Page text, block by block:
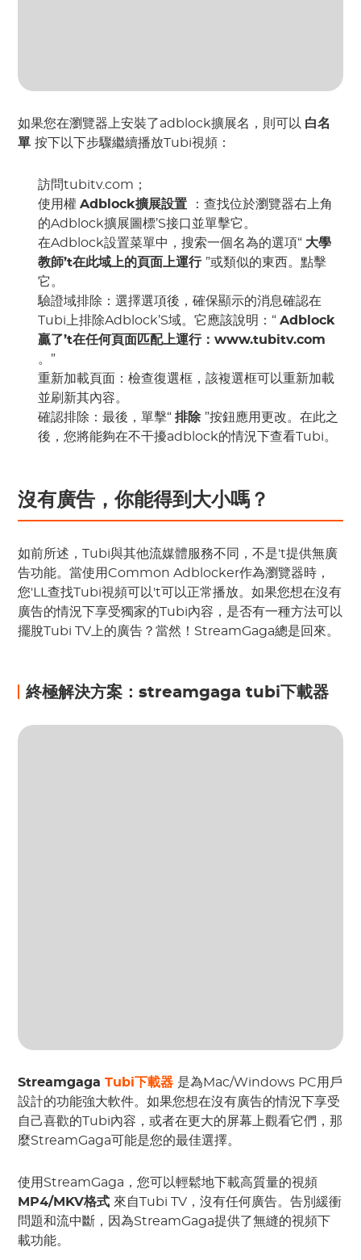
如果您在瀏覽器上安裝了adblock擴展名，則可以 白名
單按下以下步驟繼續播放Tubi視頻：
訪問tubitv.com；
使用權Adblock擴展設置
：查找位於瀏覽器右上角
的Adblock擴展圖標’S接口並單擊它。
在Adblock設置菜單中，搜索一個名為的選項“ 大學
教師’t在此域上的頁面上運行 ”或類似的東西。點擊
它。
驗證域排除：選擇選項後，確保顯示的消息確認在
Tubi上排除Adblock’S域。它應該說明：“Adblock
贏了’t在任何頁面匹配上運行：www.tubitv.com
。”
重新加載頁面：檢查復選框，該複選框可以重新加載
並刷新其內容。
確認排除：最後，單擊“排除 ”按鈕應用更改。在此之
後，您將能夠在不干擾adblock的情況下查看Tubi。
沒有廣告，你能得到大小嗎？
如前所述，Tubi與其他流媒體服務不同，不是't提供無廣
告功能。當使用Common Adblocker作為瀏覽器時，
您'LL查找Tubi視頻可以't可以正常播放。如果您想在沒有
廣告的情況下享受獨家的Tubi內容，是否有一種方法可以
擺脫Tubi TV上的廣告？當然！StreamGaga總是回來。
終極解決方案：streamgaga tubi下載器
StreamgagaTubi下載器 是為Mac/Windows PC用戶
設計的功能強大軟件。如果您想在沒有廣告的情況下享受
自己喜歡的Tubi內容，或者在更大的屏幕上觀看它們，那
麼StreamGaga可能是您的最佳選擇。
使用StreamGaga，您可以輕鬆地下載高質量的視頻
MP4/MKV格式 來自Tubi TV，沒有任何廣告。告別緩衝
問題和流中斷，因為StreamGaga提供了無縫的視頻下
載功能。